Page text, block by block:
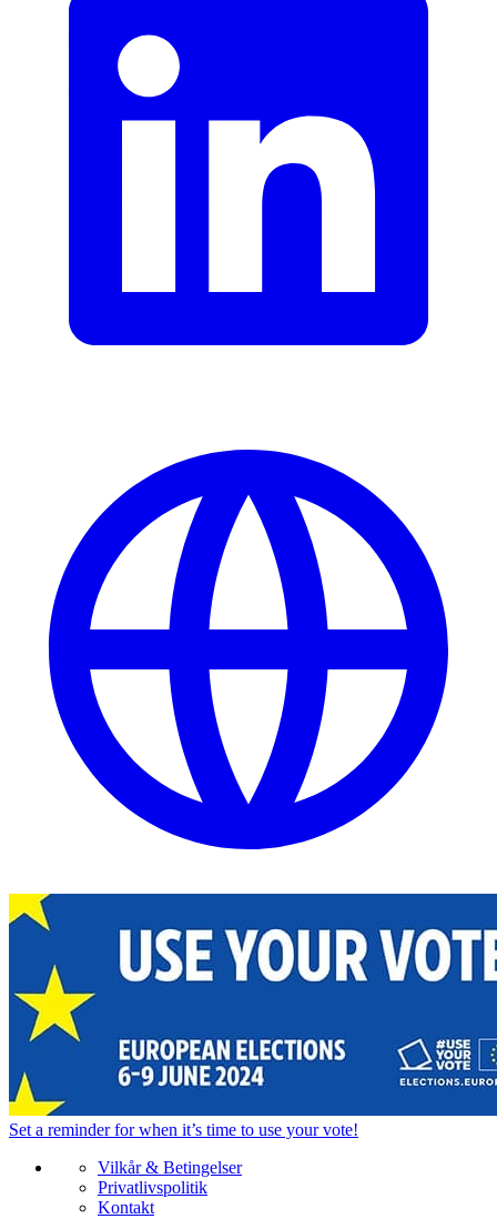
Set a reminderfor when it’s time to use your vote!
Vilkår & Betingelser
Privatlivspolitik
Kontakt